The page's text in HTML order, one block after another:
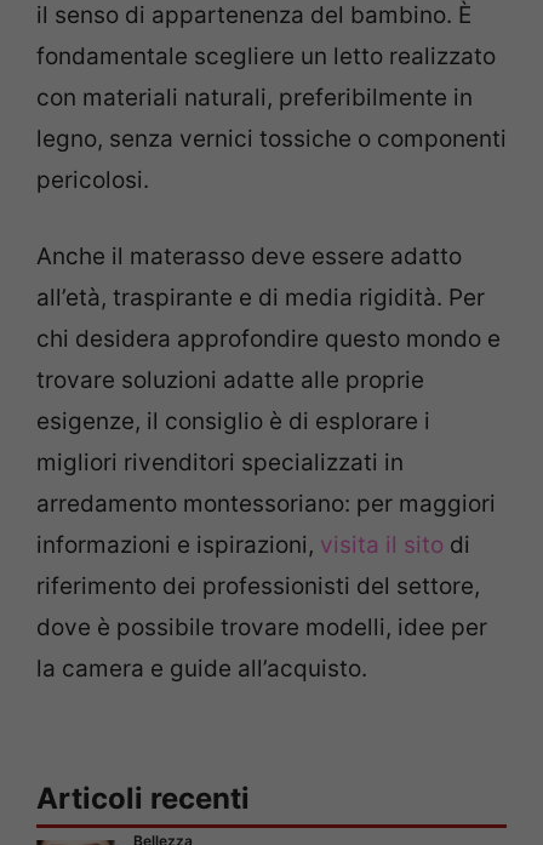
il senso di appartenenza del bambino. È
fondamentale scegliere un letto realizzato
con materiali naturali, preferibilmente in
legno, senza vernici tossiche o componenti
pericolosi.
Anche il materasso deve essere adatto
all’età, traspirante e di media rigidità. Per
chi desidera approfondire questo mondo e
trovare soluzioni adatte alle proprie
esigenze, il consiglio è di esplorare i
migliori rivenditori specializzati in
arredamento montessoriano: per maggiori
informazioni e ispirazioni, visita il sito di
riferimento dei professionisti del settore,
dove è possibile trovare modelli, idee per
la camera e guide all’acquisto.
Articoli recenti
Bellezza